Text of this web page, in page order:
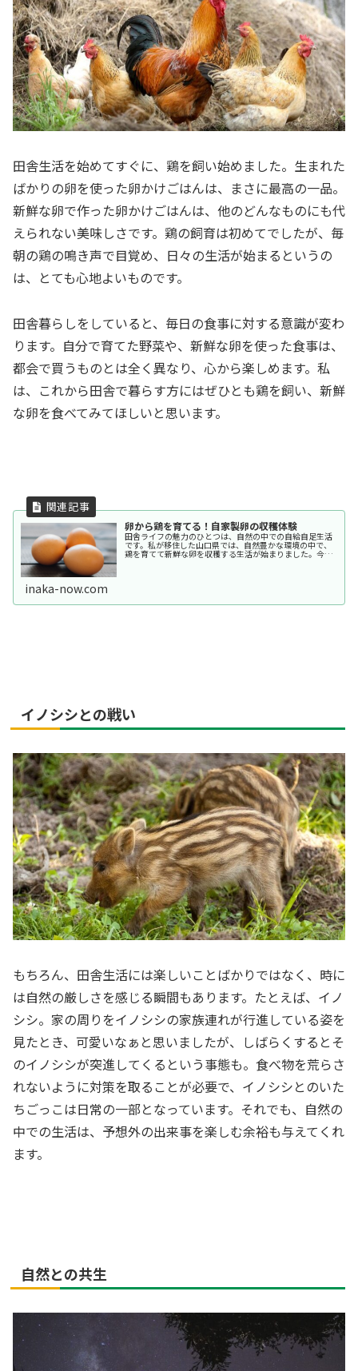
田舎生活を始めてすぐに、鶏を飼い始めました。生まれた
ばかりの卵を使った卵かけごはんは、まさに最高の一品。
新鮮な卵で作った卵かけごはんは、他のどんなものにも代
えられない美味しさです。鶏の飼育は初めてでしたが、毎
朝の鶏の鳴き声で目覚め、日々の生活が始まるというの
は、とても心地よいものです。
田舎暮らしをしていると、毎日の食事に対する意識が変わ
ります。自分で育てた野菜や、新鮮な卵を使った食事は、
都会で買うものとは全く異なり、心から楽しめます。私
は、これから田舎で暮らす方にはぜひとも鶏を飼い、新鮮
な卵を食べてみてほしいと思います。
卵から鶏を育てる！自家製卵の収穫体験
田舎ライフの魅力のひとつは、自然の中での自給自足生活
です。私が移住した山口県では、自然豊かな環境の中で、
鶏を育てて新鮮な卵を収穫する生活が始まりました。今回
inaka-now.com
イノシシとの戦い
もちろん、田舎生活には楽しいことばかりではなく、時に
は自然の厳しさを感じる瞬間もあります。たとえば、イノ
シシ。家の周りをイノシシの家族連れが行進している姿を
見たとき、可愛いなぁと思いましたが、しばらくするとそ
のイノシシが突進してくるという事態も。食べ物を荒らさ
れないように対策を取ることが必要で、イノシシとのいた
ちごっこは日常の一部となっています。それでも、自然の
中での生活は、予想外の出来事を楽しむ余裕も与えてくれ
ます。
自然との共生